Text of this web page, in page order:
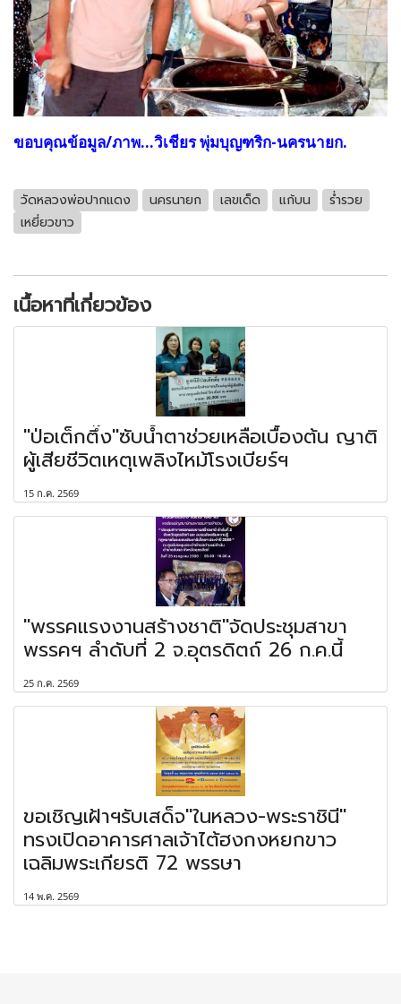
ขอบคุณข้อมูล/ภาพ...วิเชียร พุ่มบุญฑริก-นครนายก.
วัดหลวงพ่อปากแดง นครนายก เลขเด็ด แก้บน
ร่ำรวย
เหยี่ยวขาว
เนื้อหาที่เกี่ยวข้อง
"ป่อเต็กตึ๊ง"ซับน้ำตาช่วยเหลือเบื้องต้น ญาติ
ผู้เสียชีวิตเหตุเพลิงไหม้โรงเบียร์ฯ
15 ก.ค. 2569
"พรรคแรงงานสร้างชาติ"จัดประชุมสาขา
พรรคฯ ลำดับที่ 2 จ.อุตรดิตถ์ 26 ก.ค.นี้
25 ก.ค. 2569
ขอเชิญเฝ้าฯรับเสด็จ"ในหลวง-พระราชินี"
ทรงเปิดอาคารศาลเจ้าไต้ฮงกงหยกขาว
เฉลิมพระเกียรติ 72 พรรษา
14 พ.ค. 2569